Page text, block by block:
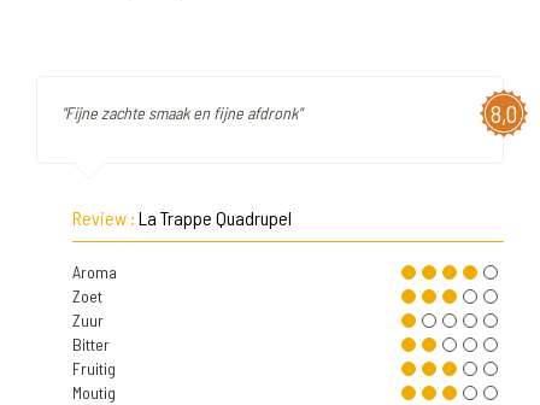
8,0
"Fijne zachte smaak en fijne afdronk"
Review : La Trappe Quadrupel
Aroma
Zoet
Zuur
Bitter
Fruitig
Moutig